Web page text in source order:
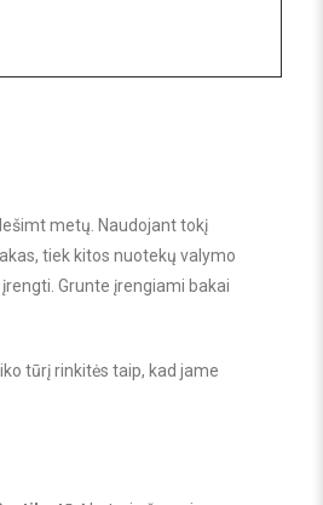
metų. Naudojant tokį
tiek kitos nuotekų valymo
Grunte įrengiami bakai
tūrį rinkitės taip, kad jame